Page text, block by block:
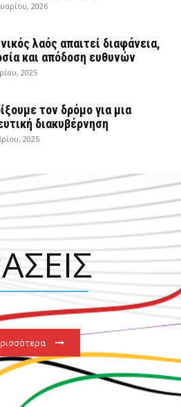
2026
λαός απαιτεί διαφάνεια,
και απόδοση ευθυνών
2025
τον δρόμο για μια
διακυβέρνηση
2025